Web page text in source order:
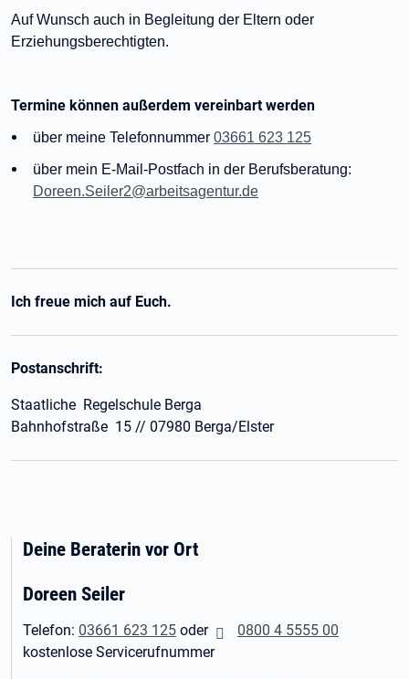
Auf Wunsch auch in Begleitung der Eltern oder
Erziehungsberechtigten.
Termine können außerdem vereinbart werden
über meine Telefonnummer 03661 623 125
über mein E-Mail-Postfach in der Berufsberatung:
Doreen.Seiler2@arbeitsagentur.de
Ich freue mich auf Euch.
Postanschrift:
Staatliche Regelschule Berga
Bahnhofstraße 15 // 07980 Berga/Elster
Deine Beraterin vor Ort
Doreen Seiler
Telefon: 03661 623 125 oder
0800 4 5555 00
kostenlose Servicerufnummer